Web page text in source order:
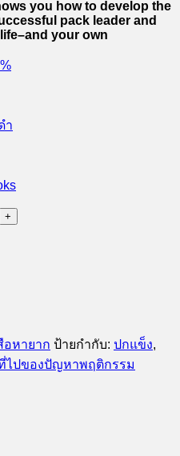
you how to develop the
pack leader and
your own
ำ
อหายาก ป้ายกำกับ: ปกแข็ง,
ไปของปัญหาพฤติกรรม